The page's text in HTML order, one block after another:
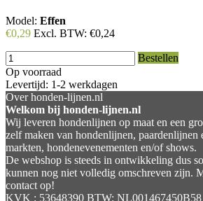
Model: Effen
€0,29 Excl. BTW: €0,24
Bestellen
Op voorraad
Levertijd: 1-2 werkdagen
Over honden-lijnen.nl
Welkom bij honden-lijnen.nl
Wij leveren hondenlijnen op maat en een
zelf maken van hondenlijnen, paardenlijnen
markten, hondenevenementen en/of shows.
De webshop is steeds in ontwikkeling dus
kunnen nog niet volledig omschreven zijn.
contact op!
KVK : 53648390 BTW: NL001467450B58